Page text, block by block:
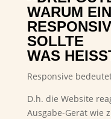
WAS
Responsive
D.h. die Website
Ausgabe-Gerät wie